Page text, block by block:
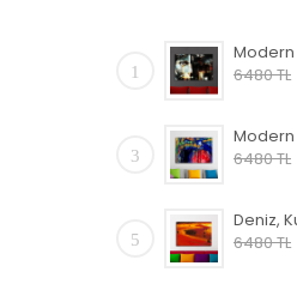
1
6480 TL
3
6480 TL
5
6480 TL